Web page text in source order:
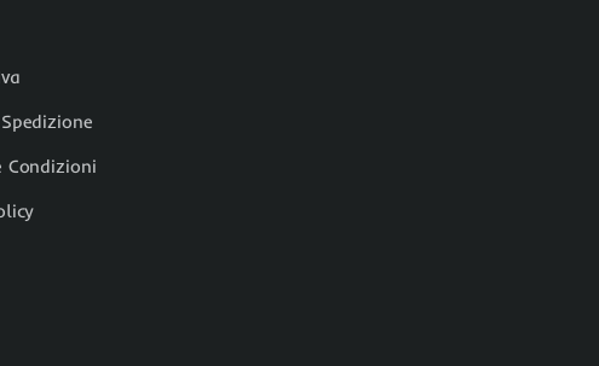
Condizioni